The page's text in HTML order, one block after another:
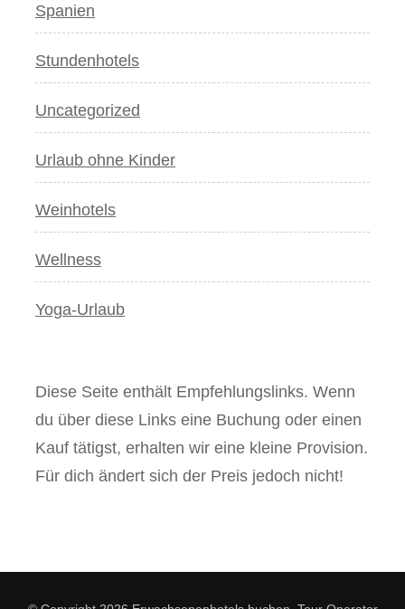
Spanien
Stundenhotels
Uncategorized
Urlaub ohne Kinder
Weinhotels
Wellness
Yoga-Urlaub
Diese Seite enthält Empfehlungslinks. Wenn
du über diese Links eine Buchung oder einen
Kauf tätigst, erhalten wir eine kleine Provision.
Für dich ändert sich der Preis jedoch nicht!